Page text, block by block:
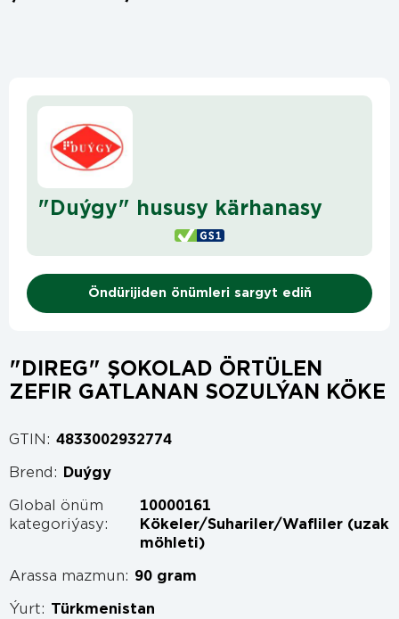
"Duýgy" hususy kärhanasy
Öndürijiden önümleri sargyt ediň
"DIREG" ŞOKOLAD ÖRTÜLEN
ZEFIR GATLANAN SOZULÝAN KÖKE
GTIN: 4833002932774
Brend: Duýgy
Global önüm
kategoriýasy:
10000161
Kökeler/Suhariler/Wafliler (uzak
möhleti)
Arassa mazmun: 90 gram
Ýurt: Türkmenistan